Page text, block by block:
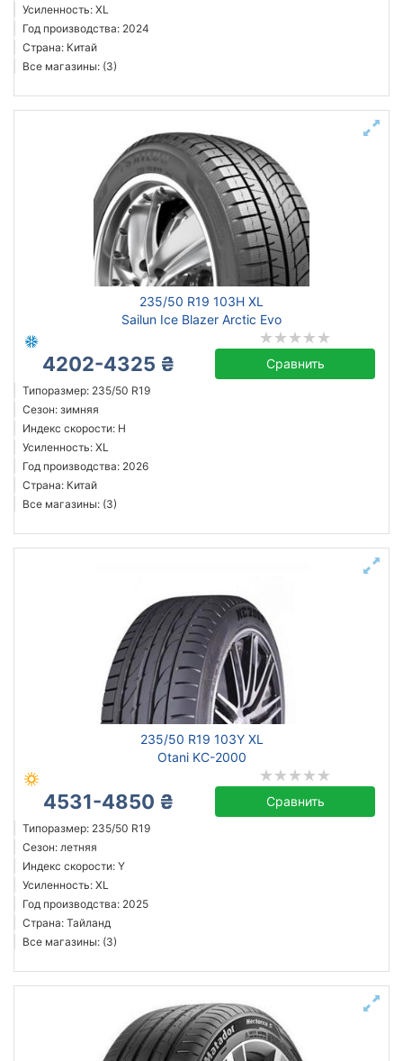
Усиленность: XL
Год производства: 2024
Страна: Китай
Все магазины: (3)
235/50 R19 103H XL
Sailun Ice Blazer Arctic Evo
4202-4325 ₴ Сравнить
Типоразмер: 235/50 R19
Сезон: зимняя
Индекс скорости: H
Усиленность: XL
Год производства: 2026
Страна: Китай
Все магазины: (3)
235/50 R19 103Y XL
Otani KC-2000
4531-4850 ₴ Сравнить
Типоразмер: 235/50 R19
Сезон: летняя
Индекс скорости: Y
Усиленность: XL
Год производства: 2025
Страна: Тайланд
Все магазины: (3)